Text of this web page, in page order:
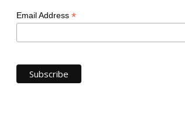
Email Address *